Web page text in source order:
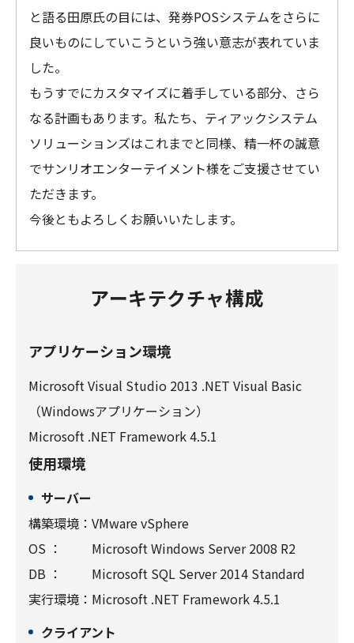
と語る田原氏の目には、発券POSシステムをさらに
良いものにしていこうという強い意志が表れていま
した。
もうすでにカスタマイズに着手している部分、さら
なる計画もあります。私たち、ティアックシステム
ソリューションズはこれまでと同様、精一杯の誠意
でサンリオエンターテイメント様をご支援させてい
ただきます。
今後ともよろしくお願いいたします。
アーキテクチャ構成
アプリケーション環境
Microsoft Visual Studio 2013 .NET Visual Basic
（Windowsアプリケーション）
Microsoft .NET Framework 4.5.1
使用環境
サーバー
構築環境： VMware vSphere
OS ：
Microsoft Windows Server 2008 R2
DB ：
Microsoft SQL Server 2014 Standard
実行環境： Microsoft .NET Framework 4.5.1
クライアント